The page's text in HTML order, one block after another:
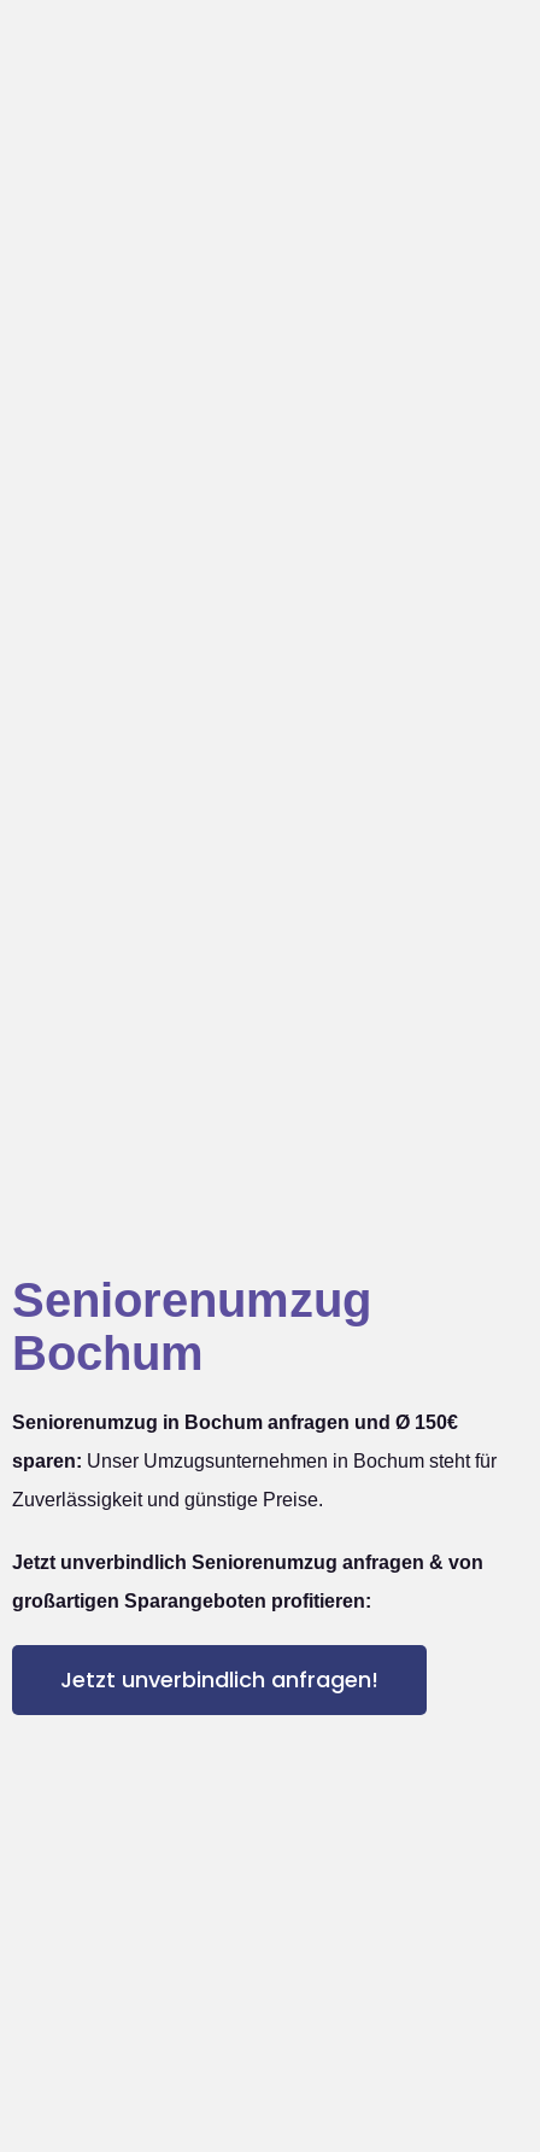
Seniorenumzug
Bochum
Seniorenumzug in Bochum anfragen und Ø 150€
sparen: Unser Umzugsunternehmen in Bochum steht für
Zuverlässigkeit und günstige Preise.
Jetzt unverbindlich Seniorenumzug anfragen & von
großartigen Sparangeboten profitieren:
Jetzt unverbindlich anfragen!